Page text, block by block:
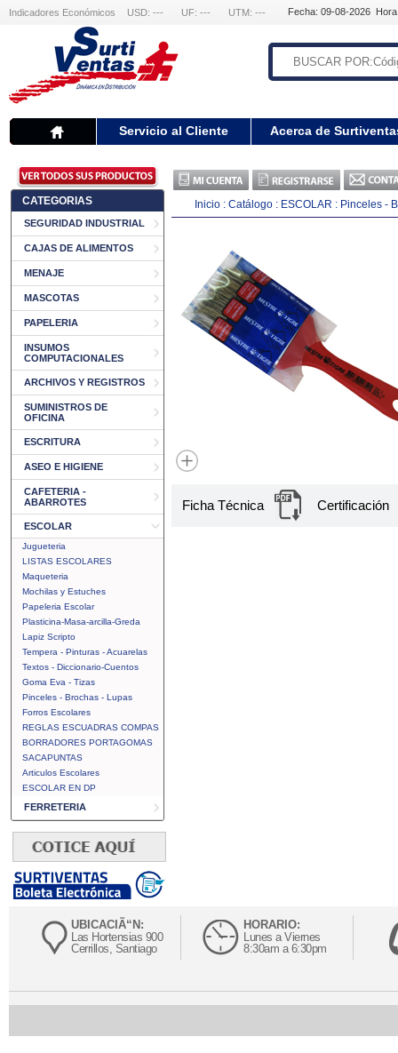
Indicadores Económicos USD: --- UF: --- UTM: --- Fecha: 09-08-2026
Servicio al Cliente Acerca de
CATEGORIAS
SEGURIDAD INDUSTRIAL
CAJAS DE ALIMENTOS
MENAJE
MASCOTAS
PAPELERIA
INSUMOS
COMPUTACIONALES
ARCHIVOS Y REGISTROS
SUMINISTROS DE
OFICINA
ESCRITURA
ASEO E HIGIENE
CAFETERIA -
ABARROTES
ESCOLAR
Jugueteria
LISTAS ESCOLARES
Maqueteria
Mochilas y Estuches
Papeleria Escolar
Plasticina-Masa-arcilla-Greda
Lapiz Scripto
Tempera - Pinturas - Acuarelas
Textos - Diccionario-Cuentos
Goma Eva - Tizas
Pinceles - Brochas - Lupas
Forros Escolares
REGLAS ESCUADRAS COMPAS
BORRADORES PORTAGOMAS
SACAPUNTAS
Articulos Escolares
ESCOLAR EN DP
FERRETERIA
Inicio : Catálogo : ESCOLAR : Pinceles -
Ficha Técnica Certificación
UBICACIÃ“N:
Las Hortensias 900
Cerrillos, Santiago
HORARIO:
Lunes a Viernes
8:30am a 6:30pm